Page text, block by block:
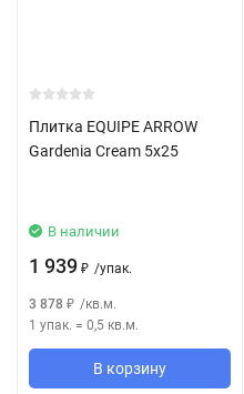
Плитка EQUIPE ARROW
Gardenia Cream 5x25
В наличии
1 939 ₽ /упак.
3 878 ₽ /кв.м.
1 упак. = 0,5 кв.м.
В корзину